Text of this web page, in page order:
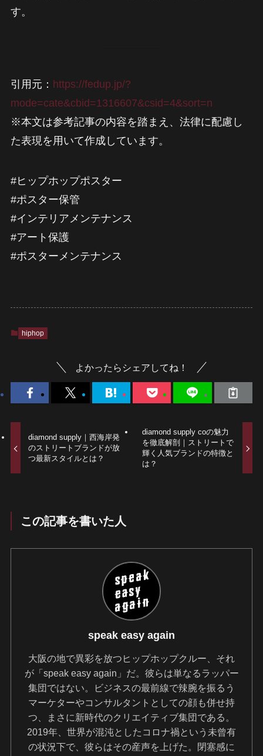
す。
引用元： https://fedup.jp/?
mode=cate&cbid=1316607&csid=4&sort=n
※本文は参考記事の内容を踏まえ、法律に配慮し
た表現を用いて作成しています。
#ヒップホップポスター
#ポスター保管
#インテリアメンテナンス
#アート保護
#ポスターメンテナンス
hiphop
よかったらシェアしてね！
diamond supply｜西海岸発
のストリートブランドが放
つ最新スタイルとは？
diamond supply coの魅力
を徹底解剖｜ストリートで
輝く人気ブランドの特徴と
は？
この記事を書いた人
speak easy again
大阪の地で異彩を放つヒップホップクルー、それ
が「speak easy again」だ。彼らは単なるラッパー
集団ではない。ビジネスの最前線で辣腕を振るう
マーケターやコンサルタントとしての顔も併せ持
つ、まさに新時代のクリエイティブ集団である。
2019年、世界が混沌としたコロナ禍という未曾有
の状況下で、彼らはその産声を上げた。閉塞感に